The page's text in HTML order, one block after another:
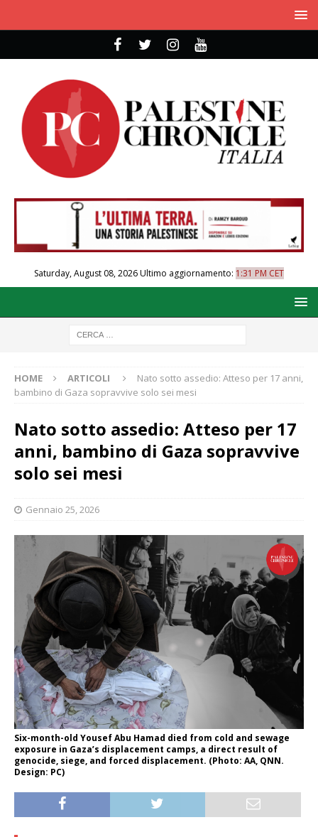
Saturday, August 08, 2026Ultimo aggiornamento: 1:31 PM CET
HOME ARTICOLI
Nato sotto assedio: Atteso per 17 anni,
bambino di Gaza sopravvive solo sei mesi
Nato sotto assedio: Atteso per 17
anni, bambino di Gaza sopravvive
solo sei mesi
Gennaio 25, 2026
Six-month-old Yousef Abu Hamad died from cold and sewage
exposure in Gaza’s displacement camps, a direct result of
genocide, siege, and forced displacement. (Photo: AA, QNN.
Design: PC)